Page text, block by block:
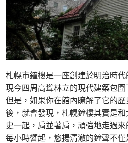
札幌市鐘樓是一座創建於明治時
現今四周高聳林立的現代建築包圍
但是，如果你在館內瞭解了它的
後，就會發現，札幌鐘樓其實是
史一起，肩並著肩，頑強地走過
每小時響起，悠揚清澈的鐘聲不